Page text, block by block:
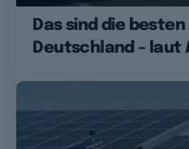
Das sind die
Deutschland – laut